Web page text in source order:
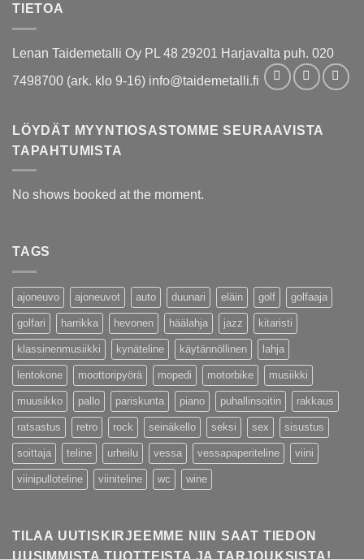
TIETOA
Lenan Taidemetalli Oy PL 48 29201 Harjavalta puh. 020
7498700 (ark. klo 9-16) info@taidemetalli.fi
LÖYDÄT MYYNTIOSASTOMME SEURAAVISTA
TAPAHTUMISTA
No shows booked at the moment.
TAGS
ajoneuvo ajoneuvot auto duunari eläin golf golfaaja
golfari harrikka hevonen häälahja jazz kitaristi
klassinenmusiikki kynäteline käytännöllinen lahja
lentokone moottoripyörä mopedi motorbike musiikki
muusikko pallo pariskunta piano puhallinsoitin rakkaus
ratsastus retro rock seinäkello seksi sex sisustus
soittaja teline urheilu vessa vessapaperiteline viini
viinipulloteline viiniteline wc wine
TILAA UUTISKIRJEEMME NIIN SAAT TIEDON
UUSIMMISTA TUOTTEISTA JA TARJOUKSISTA!